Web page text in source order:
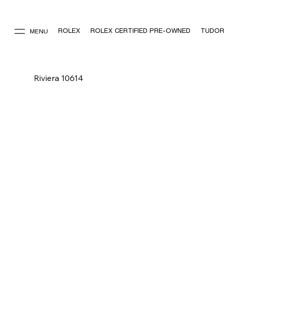
MENU ROLEX ROLEX CERTIFIED PRE-OWNED TUDOR
Riviera 10614